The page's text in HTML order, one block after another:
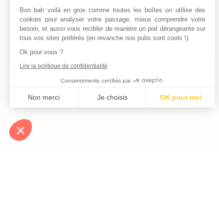
Bon bah voilà en gros comme toutes les boîtes on utilise des
cookies pour analyser votre passage, mieux comprendre votre
besoin, et aussi vous recibler de manière un poil dérangeante sur
tous vos sites préférés (en revanche nos pubs sont cools !).
Ok pour vous ?
Lire la politique de confidentialité
Consentements certifiés par
Non merci Je choisis
OK pour moi
Notre plateforme vous permet d'adapter et de gérer vos